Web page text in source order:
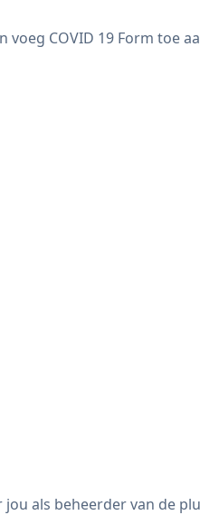
COVID 19 Form toe
jou als beheerder van de